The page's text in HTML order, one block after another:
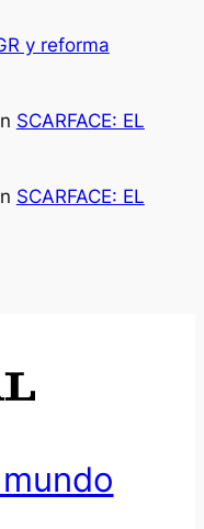
y reforma
SCARFACE: EL
SCARFACE: EL